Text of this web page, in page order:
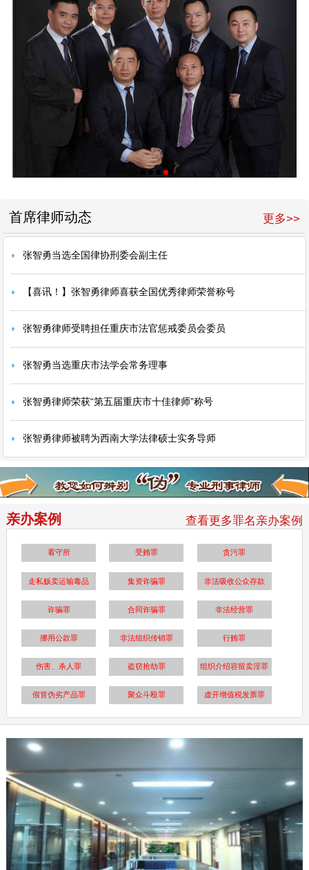
更多>>
首席律师动态
张智勇当选全国律协刑委会副主任
【喜讯！】张智勇律师喜获全国优秀律师荣誉称号
张智勇律师受聘担任重庆市法官惩戒委员会委员
张智勇当选重庆市法学会常务理事
张智勇律师荣获“第五届重庆市十佳律师”称号
张智勇律师被聘为西南大学法律硕士实务导师
亲办案例 查看更多罪名亲办案例
看守所 受贿罪 贪污罪
走私贩卖运输毒品 集资诈骗罪 非法吸收公众存款
诈骗罪 合同诈骗罪 非法经营罪
挪用公款罪 非法组织传销罪 行贿罪
伤害、杀人罪 盗窃抢劫罪 组织介绍容留卖淫罪
假冒伪劣产品罪 聚众斗殴罪 虚开增值税发票罪